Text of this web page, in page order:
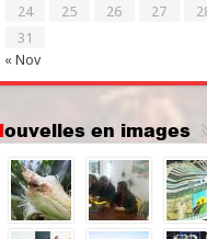
« Nov
24
25 26 27
31
Nouvelles en images